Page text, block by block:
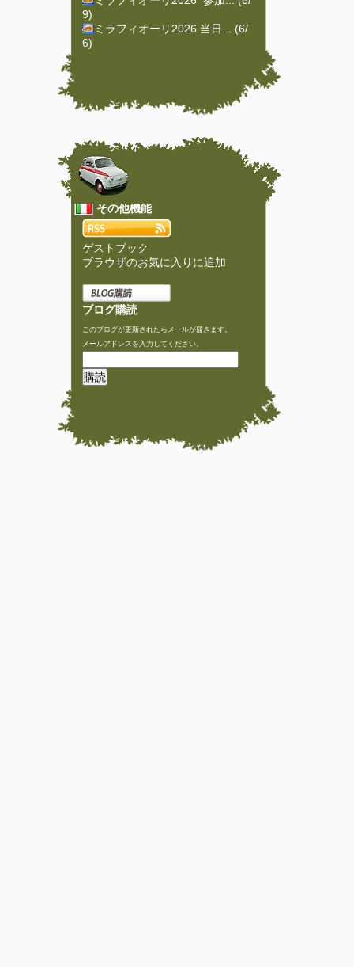
9)
ミラフィオーリ2026 当日... (6/
6)
その他機能
ゲストブック
ブラウザのお気に入りに追加
ブログ購読
このブログが更新されたらメールが届きます。
メールアドレスを入力してください。